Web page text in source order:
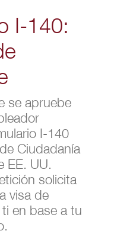
I-140:
se apruebe
I-140
Ciudadanía
EE. UU.
solicita
visa de
en base a tu